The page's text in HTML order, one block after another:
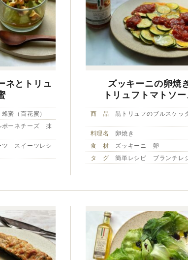
ネとトリュ
蜂蜜（百花蜜）
ーネチーズ 抹
ツ スイーツレシ
ズッキーニの卵焼
トリュフトマトソー
商 品 黒トリュフのブルスケッ
料理名
卵焼き
食 材
ズッキーニ 卵
タ グ
簡単レシピ ブランチレ